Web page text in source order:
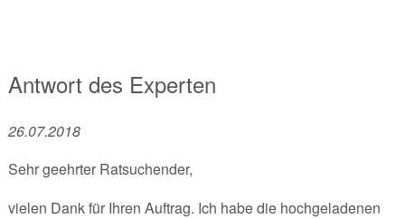
Antwort des Experten
26.07.2018
Sehr geehrter Ratsuchender,
vielen Dank für Ihren Auftrag. Ich habe die hochgeladenen